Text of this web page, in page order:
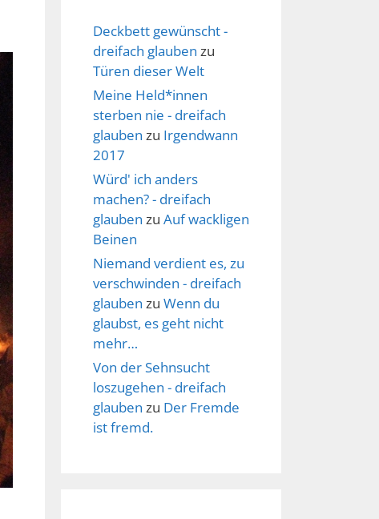
Deckbett gewünscht -
dreifach glauben zu
Türen dieser Welt
Meine Held*innen
sterben nie - dreifach
glauben zu Irgendwann
2017
Würd' ich anders
machen? - dreifach
glauben zu Auf wackligen
Beinen
Niemand verdient es, zu
verschwinden - dreifach
glauben zu Wenn du
glaubst, es geht nicht
mehr…
Von der Sehnsucht
loszugehen - dreifach
glauben zu Der Fremde
ist fremd.